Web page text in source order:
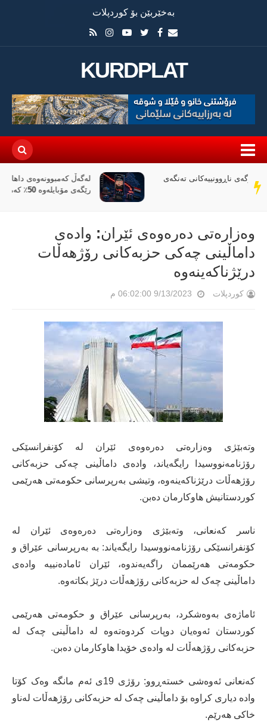
بەخێربێن بۆ کوردپلات
KURDPLAT
سەر
دێڕ
لەگەڵ کەمبوونەوەی داهاتی عێراق، ئاڵوگۆڕی پارە لە
رێگەی مۆبایلەوە 50٪ کەمی کردووە
وه‌زاره‌تی ده‌ره‌وه‌ی ئێران: وادەی
داماڵینی چەکی حزبەکانی رۆژهەڵات
درێژناکەینەوە
کوردپلات 9/13/2023 06:02:00 م
وتەبێژی وەزارەتی دەرەوەی ئێران لە کۆنفرانسێکی
رۆژنامەنووسیدا رایگەیاند، وادەی داماڵینی چەکی حزبەکانی
رۆژهەڵات درێژناکەینەوە، وتیشی بەرپرسانی حکومەتی هەرێمی
کوردستانیش هاوکارمان دەبن.
ناسر کەنعانی، وتەبێژی وەزارەتی دەرەوەی ئێران لە
کۆنفرانسێکی رۆژنامەنووسیدا رایگەیاند: بە بەرپرسانی عێراق و
حکومەتی هەرێممان راگەیەندوە، ئێران ئامادەنییە وادەی
داماڵینی چەک لە حزبەکانی رۆژهەڵات درێژ بکاتەوە.
ئاماژەی بەوەشکرد، بەرپرسانی عێراق و حکومەتی هەرێمی
کوردستان ئەوەیان دوپات کردوەتەوە لە داماڵینی چەک لە
حزبەکانی رۆژهەڵات لە وادەی خۆیدا هاوکارمان دەبن.
کەنعانی ئەوەشی خستەڕوو: رۆژی 19ی ئەم مانگە وەک کۆتا
وادە دیاری کراوە بۆ داماڵینی چەک لە حزبەکانی رۆژهەڵات لەناو
خاکی هەرێم.